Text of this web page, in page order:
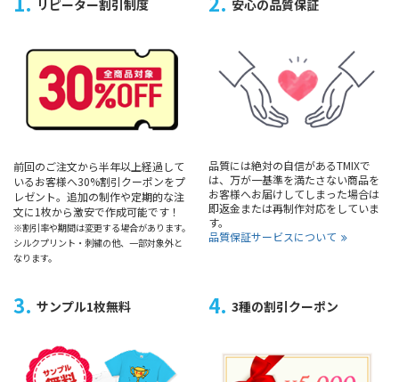
リピーター割引制度
前回のご注文から半年以上経過して
いるお客様へ30%割引クーポンをプ
レゼント。追加の制作や定期的な注
文に1枚から激安で作成可能です！
※割引率や期間は変更する場合があります。
シルクプリント・刺繍の他、一部対象外と
なります。
安心の品質保証
品質には絶対の自信があるTMIXで
は、万が一基準を満たさない商品を
お客様へお届けしてしまった場合は
即返金または再制作対応をしていま
す。
品質保証サービスについて
3. サンプル1枚無料 4. 3種の割引クーポン